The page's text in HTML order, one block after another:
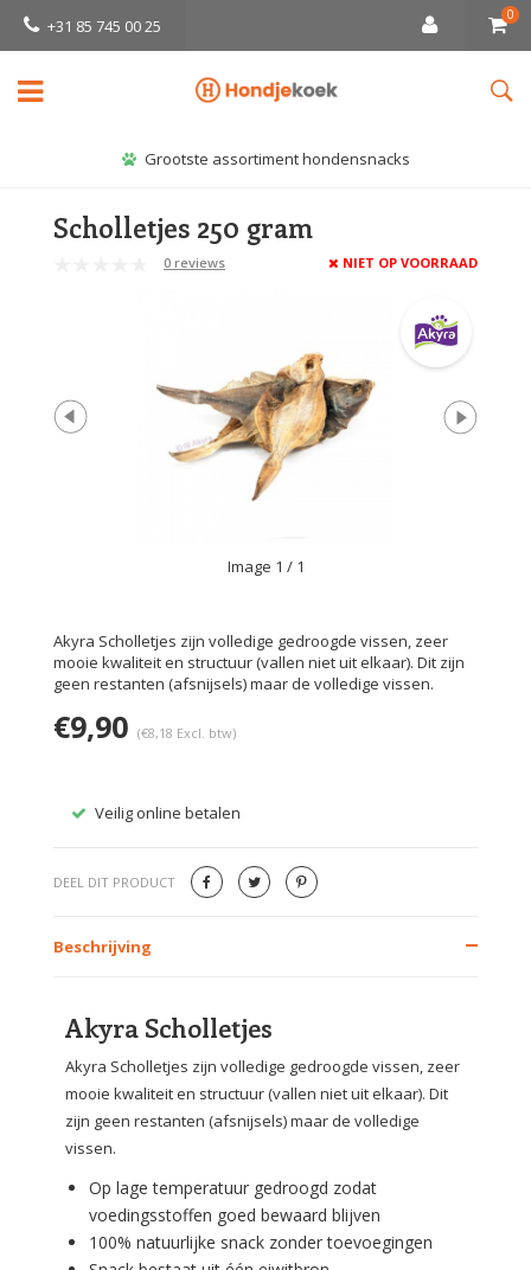
+31 85 745 00 25
0
Grootste assortiment hondensnacks
Scholletjes 250 gram
0 reviews NIET OP VOORRAAD
Image 1 / 1
Akyra Scholletjes zijn volledige gedroogde vissen, zeer
mooie kwaliteit en structuur (vallen niet uit elkaar). Dit zijn
geen restanten (afsnijsels) maar de volledige vissen.
€9,90 (€8,18 Excl. btw)
Veilig online betalen
DEEL DIT PRODUCT
Beschrijving
Akyra Scholletjes
Akyra Scholletjes zijn volledige gedroogde vissen, zeer
mooie kwaliteit en structuur (vallen niet uit elkaar). Dit
zijn geen restanten (afsnijsels) maar de volledige
vissen.
Op lage temperatuur gedroogd zodat
voedingsstoffen goed bewaard blijven
100% natuurlijke snack zonder toevoegingen